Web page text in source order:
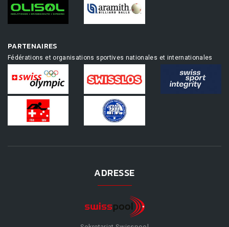
PARTENAIRES
Fédérations et organisations sportives nationales et internationales
ADRESSE